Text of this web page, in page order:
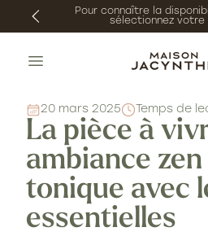
et
Pour connaître la
sélectionnez votre
20 mars 2025 Temps de
La pièce à
ambiance zen
tonique avec
essentielles